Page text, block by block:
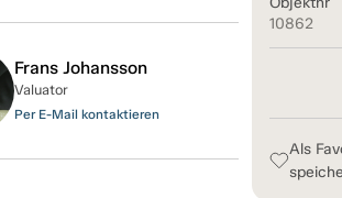
10862
Als
Frans Johansson
Valuator
Per E-Mail kontaktieren